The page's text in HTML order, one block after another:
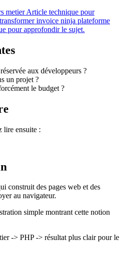
metier Article technique pour
transformer invoice ninja plateforme
pour approfondir le sujet.
aux développeurs ?
un projet ?
le budget ?
lire ensuite :
construit des pages web et des
au navigateur.
simple montrant cette notion
-> PHP -> résultat plus clair pour le